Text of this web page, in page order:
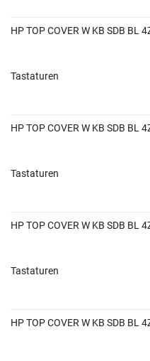
HP TOP COVER W KB SDB BL
Tastaturen
HP TOP COVER W KB SDB BL
Tastaturen
HP TOP COVER W KB SDB BL
Tastaturen
HP TOP COVER W KB SDB BL